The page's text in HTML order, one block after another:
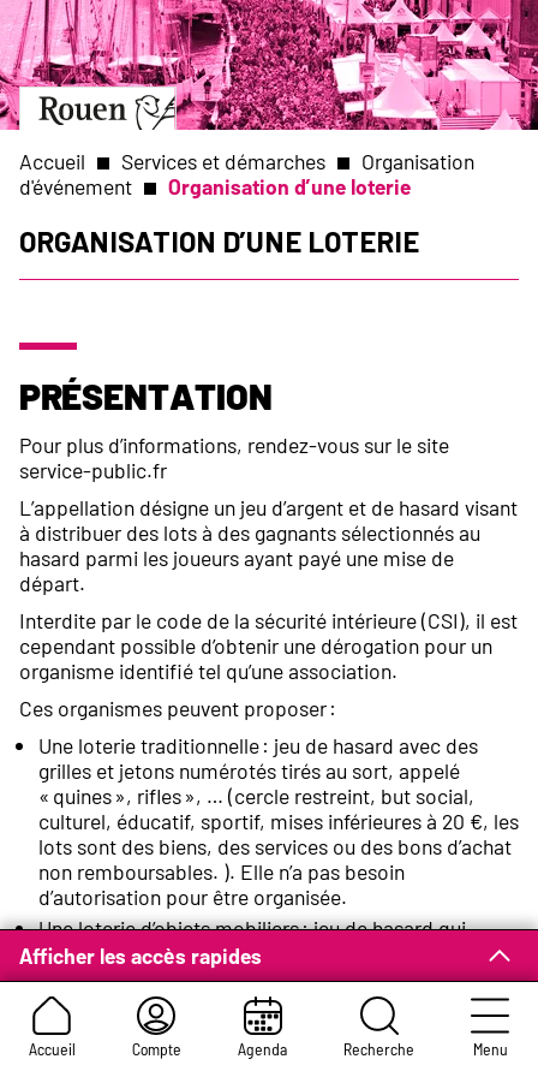
Aller
au
contenu
principal
Aller
à
page
d’accueil
Slide
of
1
Accueil Compte Agenda Recherche Menu
Fil
d'Ariane
Accueil Services et démarches
Organisation
d'événement
Organisation d’une loterie
Organisation d’une loterie
Afficher les accès rapides
Présentation
Pour plus d’informations, rendez-vous sur le site
service-public.fr
L’appellation désigne un jeu d’argent et de hasard visant
à distribuer des lots à des gagnants sélectionnés au
hasard parmi les joueurs ayant payé une mise de
départ.
Interdite par le code de la sécurité intérieure (CSI), il est
cependant possible d’obtenir une dérogation pour un
organisme identifié tel qu’une association.
Ces organismes peuvent proposer :
Une loterie traditionnelle : jeu de hasard avec des
grilles et jetons numérotés tirés au sort, appelé
« quines », rifles », … (cercle restreint, but social,
culturel, éducatif, sportif, mises inférieures à 20 €, les
lots sont des biens, des services ou des bons d’achat
non remboursables. ). Elle n’a pas besoin
d’autorisation pour être organisée.
Une loterie d’objets mobiliers : jeu de hasard qui
consiste à tirer au sort des numéros désignant des
billets gagnants et donnant droit à des lots. Il est
nécessaire d’obtenir une autorisation de la Mairie où
l’organisme a son siège social pour pouvoir organiser
ce type de loterie.